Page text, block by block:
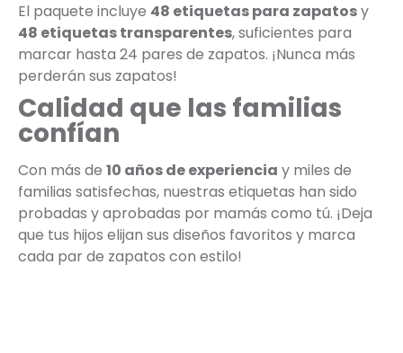
El paquete incluye 48 etiquetas para zapatosy
48 etiquetas transparentes, suficientes para
marcar hasta 24 pares de zapatos. ¡Nunca más
perderán sus zapatos!
Calidad que las familias
confían
Con más de 10 años de experiencia y miles de
familias satisfechas, nuestras etiquetas han sido
probadas y aprobadas por mamás como tú. ¡Deja
que tus hijos elijan sus diseños favoritos y marca
cada par de zapatos con estilo!